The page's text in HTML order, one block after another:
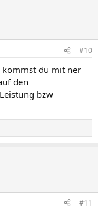
#10
kommst du mit ner
den
bzw
#11